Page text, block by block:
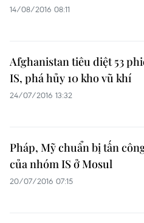
14/08/2016 08:11
Afghanistan tiêu diệt 53
IS, phá hủy 10 kho vũ khí
24/07/2016 13:32
Pháp, Mỹ chuẩn bị tấn
của nhóm IS ở Mosul
20/07/2016 07:15